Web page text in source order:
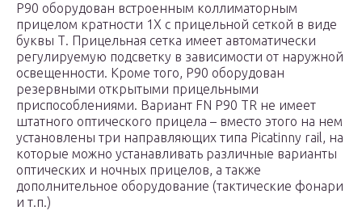
Р90 оборудован встроенным коллиматорным
прицелом кратности 1Х с прицельной сеткой в виде
буквы Т. Прицельная сетка имеет автоматически
регулируемую подсветку в зависимости от наружной
освещенности. Кроме того, Р90 оборудован
резервными открытыми прицельными
приспособлениями. Вариант FN P90 TR не имеет
штатного оптического прицела – вместо этого на нем
установлены три направляющих типа Picatinny rail, на
которые можно устанавливать различные варианты
оптических и ночных прицелов, а также
дополнительное оборудование (тактические фонари
и т.п.)